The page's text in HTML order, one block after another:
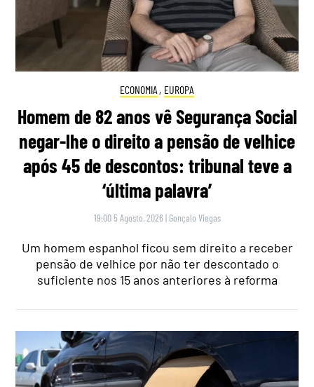
ECONOMIA , EUROPA
Homem de 82 anos vê Segurança Social
negar-lhe o direito a pensão de velhice
após 45 de descontos: tribunal teve a
‘última palavra’
19:00 5 Agosto, 2026 | Gonçalo Viegas
Um homem espanhol ficou sem direito a receber
pensão de velhice por não ter descontado o
suficiente nos 15 anos anteriores à reforma